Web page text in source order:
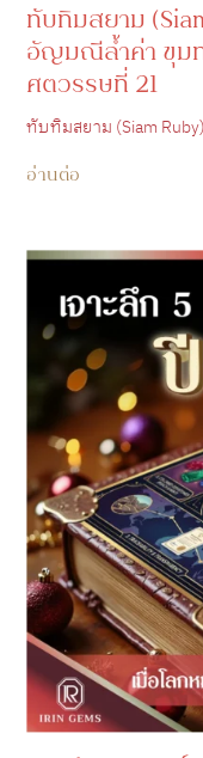
ทับทิมสยาม
อัญมณีล้ำค่า ขุม
ศตวรรษที่ 21
ทับทิมสยาม (Siam
อ่านต่อ